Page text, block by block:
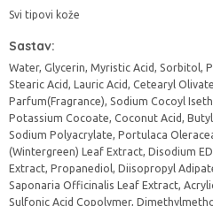
Svi tipovi kože
Sastav:
Water, Glycerin, Myristic Acid, Sorbitol,
Stearic Acid, Lauric Acid, Cetearyl
Parfum(Fragrance), Sodium Cocoyl
Potassium Cocoate, Coconut Acid,
Sodium Polyacrylate, Portulaca
(Wintergreen) Leaf Extract, Disodium
Extract, Propanediol, Diisopropyl
Saponaria Officinalis Leaf Extract,
Sulfonic Acid Copolymer,